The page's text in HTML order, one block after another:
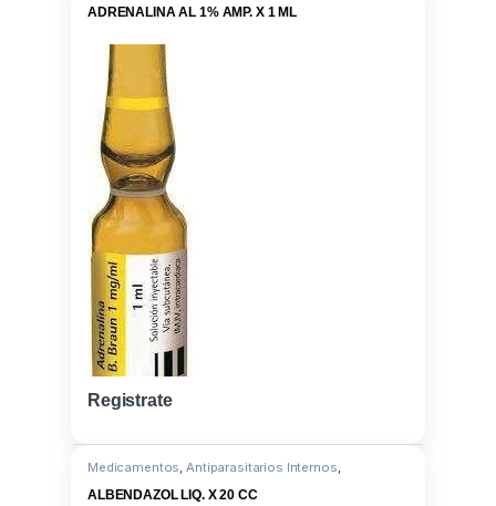
ADRENALINA AL 1% AMP. X 1 ML
Registrate
Medicamentos Antiparasitarios Internos
Albendazole 10G
ALBENDAZOL LIQ. X 20 CC